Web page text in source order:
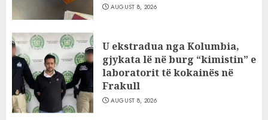
AUGUST 8, 2026
U ekstradua nga Kolumbia,
gjykata lë në burg “kimistin” e
laboratorit të kokainës në
Frakull
AUGUST 8, 2026